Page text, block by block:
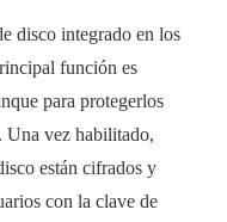
disco integrado en los
función es
para protegerlos
Una vez habilitado,
están cifrados y
con la clave de